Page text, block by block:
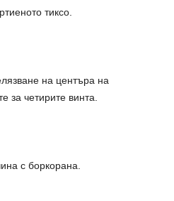
тиксо.
на центъра на
за четирите винта.
с боркорана.